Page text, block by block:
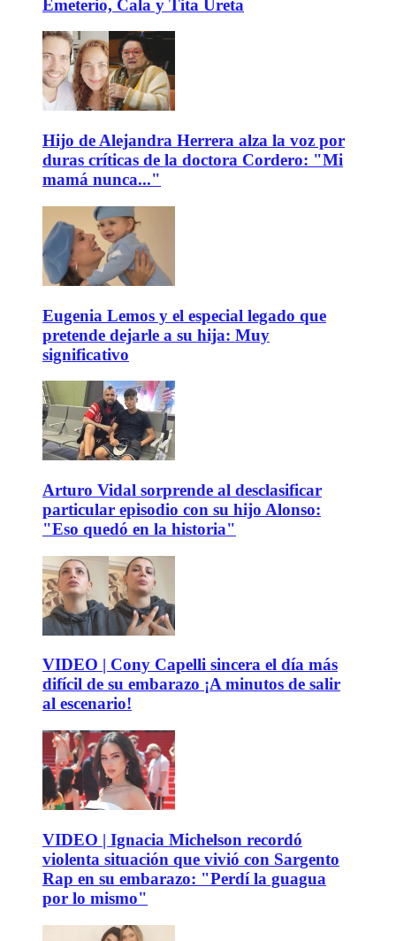
Emeterio, Cala y Tita Ureta
Hijo de Alejandra Herrera alza la voz por
duras críticas de la doctora Cordero: "Mi
mamá nunca..."
Eugenia Lemos y el especial legado que
pretende dejarle a su hija: Muy
significativo
Arturo Vidal sorprende al desclasificar
particular episodio con su hijo Alonso:
"Eso quedó en la historia"
VIDEO | Cony Capelli sincera el día más
difícil de su embarazo ¡A minutos de salir
al escenario!
VIDEO | Ignacia Michelson recordó
violenta situación que vivió con Sargento
Rap en su embarazo: "Perdí la guagua
por lo mismo"